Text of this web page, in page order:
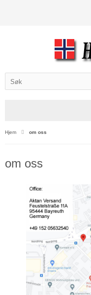
Hjem om oss
om oss